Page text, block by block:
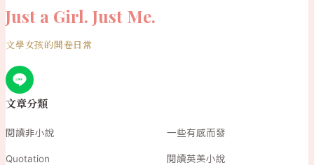
Just a Girl. Just Me.
文學女孩的開卷日常
文章分類
閱讀非小說 一些有感而發
Quotation 閱讀英美小說